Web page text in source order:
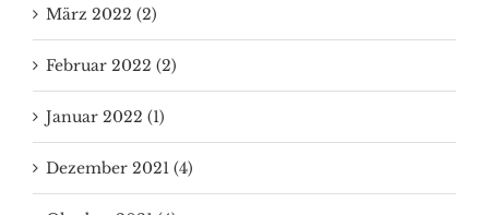
März 2022 (2)
Februar 2022 (2)
Januar 2022 (1)
Dezember 2021 (4)